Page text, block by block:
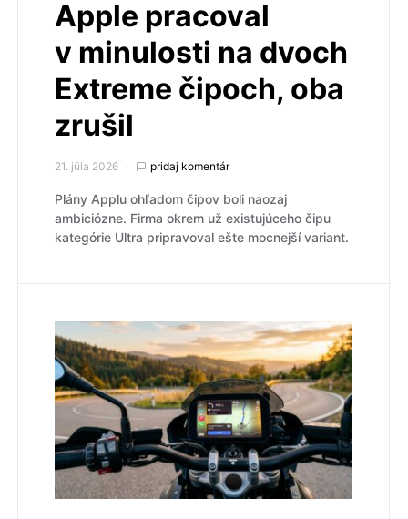
Apple pracoval
v minulosti na dvoch
Extreme čipoch, oba
zrušil
21. júla 2026 pridaj komentár
Plány Applu ohľadom čipov boli naozaj
ambiciózne. Firma okrem už existujúceho čipu
kategórie Ultra pripravoval ešte mocnejší variant.